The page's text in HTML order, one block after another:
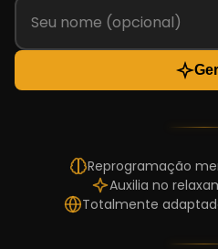
Reprogramação
Auxilia no
Totalmente